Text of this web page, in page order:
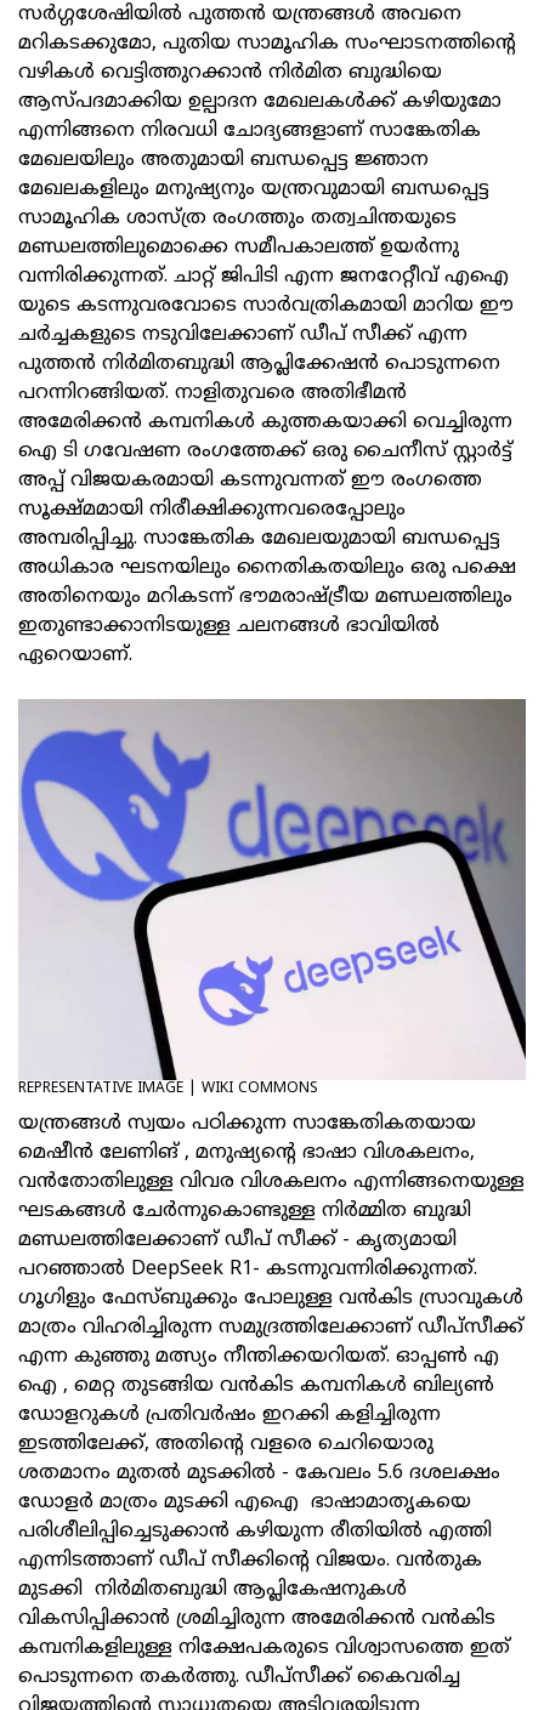
സർഗ്ഗശേഷിയിൽ പുത്തൻ യന്ത്രങ്ങൾ അവനെ
മറികടക്കുമോ, പുതിയ സാമൂഹിക സംഘാടനത്തിന്റെ
വഴികൾ വെട്ടിത്തുറക്കാൻ നിർമിത ബുദ്ധിയെ
ആസ്പദമാക്കിയ ഉല്പാദന മേഖലകൾക്ക് കഴിയുമോ
എന്നിങ്ങനെ നിരവധി ചോദ്യങ്ങളാണ് സാങ്കേതിക
മേഖലയിലും അതുമായി ബന്ധപ്പെട്ട ജ്ഞാന
മേഖലകളിലും മനുഷ്യനും യന്ത്രവുമായി ബന്ധപ്പെട്ട
സാമൂഹിക ശാസ്ത്ര രംഗത്തും തത്വചിന്തയുടെ
മണ്ഡലത്തിലുമൊക്കെ സമീപകാലത്ത് ഉയർന്നു
വന്നിരിക്കുന്നത്. ചാറ്റ് ജിപിടി എന്ന ജനറേറ്റീവ് എഐ
യുടെ കടന്നുവരവോടെ സാർവത്രികമായി മാറിയ ഈ
ചർച്ചകളുടെ നടുവിലേക്കാണ് ഡീപ് സീക്ക് എന്ന
പുത്തൻ നിർമിതബുദ്ധി ആപ്ലിക്കേഷൻ പൊടുന്നനെ
പറന്നിറങ്ങിയത്. നാളിതുവരെ അതിഭീമൻ
അമേരിക്കൻ കമ്പനികൾ കുത്തകയാക്കി വെച്ചിരുന്ന
ഐ ടി ഗവേഷണ രംഗത്തേക്ക് ഒരു ചൈനീസ് സ്റ്റാർട്ട്
അപ്പ് വിജയകരമായി കടന്നുവന്നത് ഈ രംഗത്തെ
സൂക്ഷ്മമായി നിരീക്ഷിക്കുന്നവരെപ്പോലും
അമ്പരിപ്പിച്ചു. സാങ്കേതിക മേഖലയുമായി ബന്ധപ്പെട്ട
അധികാര ഘടനയിലും നൈതികതയിലും ഒരു പക്ഷെ
അതിനെയും മറികടന്ന് ഭൗമരാഷ്ട്രീയ മണ്ഡലത്തിലും
ഇതുണ്ടാക്കാനിടയുള്ള ചലനങ്ങൾ ഭാവിയിൽ
ഏറെയാണ്.
REPRESENTATIVE IMAGE | WIKI COMMONS
യന്ത്രങ്ങൾ സ്വയം പഠിക്കുന്ന സാങ്കേതികതയായ
മെഷീൻ ലേണിങ് , മനുഷ്യന്റെ ഭാഷാ വിശകലനം,
വൻതോതിലുള്ള വിവര വിശകലനം എന്നിങ്ങനെയുള്ള
ഘടകങ്ങൾ ചേർന്നുകൊണ്ടുള്ള നിർമ്മിത ബുദ്ധി
മണ്ഡലത്തിലേക്കാണ് ഡീപ് സീക്ക് - കൃത്യമായി
പറഞ്ഞാൽ DeepSeek R1- കടന്നുവന്നിരിക്കുന്നത്.
ഗൂഗിളും ഫേസ്ബുക്കും പോലുള്ള വൻകിട സ്രാവുകൾ
മാത്രം വിഹരിച്ചിരുന്ന സമുദ്രത്തിലേക്കാണ് ഡീപ്‌സീക്ക്
എന്ന കുഞ്ഞു മത്സ്യം നീന്തിക്കയറിയത്. ഓപ്പൺ എ
ഐ , മെറ്റ തുടങ്ങിയ വൻകിട കമ്പനികൾ ബില്യൺ
ഡോളറുകൾ പ്രതിവർഷം ഇറക്കി കളിച്ചിരുന്ന
ഇടത്തിലേക്ക്, അതിന്റെ വളരെ ചെറിയൊരു
ശതമാനം മുതൽ മുടക്കിൽ - കേവലം 5.6 ദശലക്ഷം
ഡോളർ മാത്രം മുടക്കി എഐ ഭാഷാമാതൃകയെ
പരിശീലിപ്പിച്ചെടുക്കാൻ കഴിയുന്ന രീതിയിൽ എത്തി
എന്നിടത്താണ് ഡീപ് സീക്കിന്റെ വിജയം. വൻതുക
മുടക്കി നിർമിതബുദ്ധി ആപ്ലികേഷനുകൾ
വികസിപ്പിക്കാൻ ശ്രമിച്ചിരുന്ന അമേരിക്കൻ വൻകിട
കമ്പനികളിലുള്ള നിക്ഷേപകരുടെ വിശ്വാസത്തെ ഇത്
പൊടുന്നനെ തകർത്തു. ഡീപ്‌സീക്ക് കൈവരിച്ച